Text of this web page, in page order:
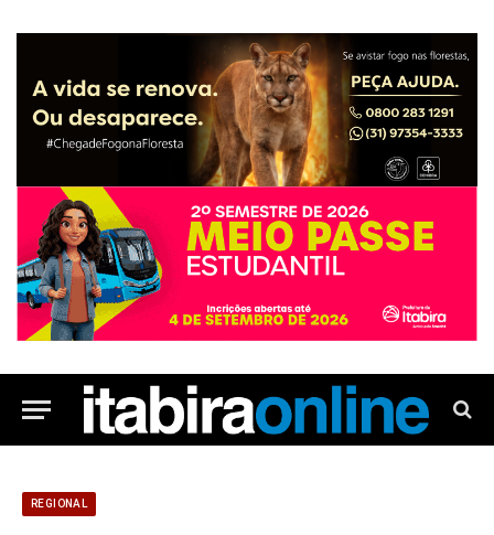
REGIONAL